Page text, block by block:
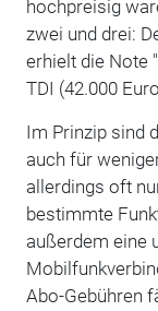
hochpreisig
zwei und drei:
erhielt die Note
TDI (42.000
Im Prinzip sind
auch für
allerdings oft
bestimmte
außerdem eine
Abo-Gebühren